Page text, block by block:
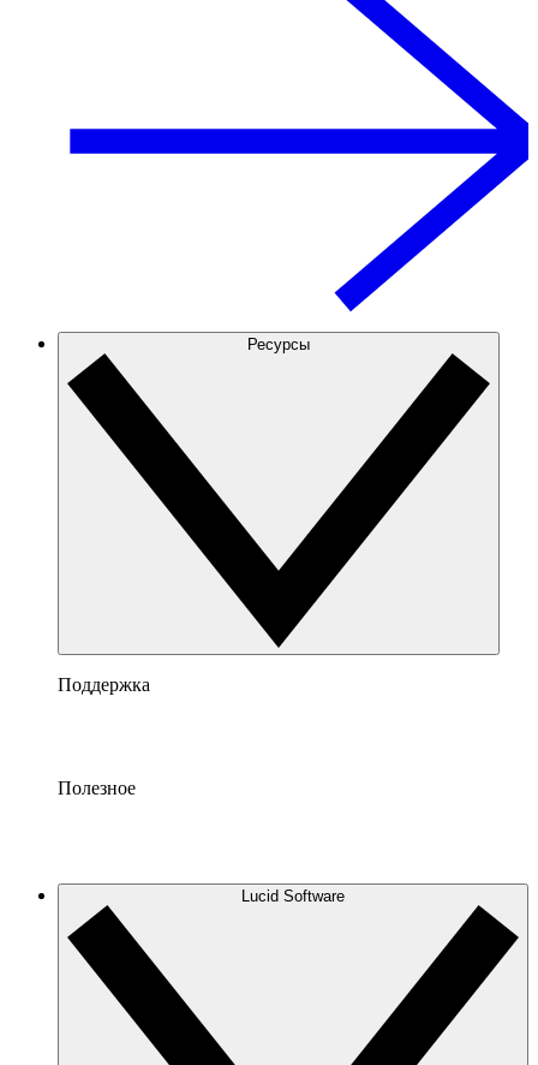
Ресурсы
Поддержка
Полезное
Lucid Software